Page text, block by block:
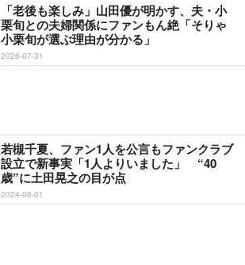
「老後も楽しみ」山田優が明かす、夫・小
栗旬との夫婦関係にファンもん絶「そりゃ
小栗旬が選ぶ理由が分かる」
2026-07-31
若槻千夏、ファン1人を公言もファンクラブ
設立で新事実「1人よりいました」 “40
歳”に土田晃之の目が点
2024-08-01